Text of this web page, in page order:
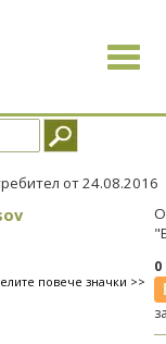
Toggle
от 24.08.2016
повече значки >>